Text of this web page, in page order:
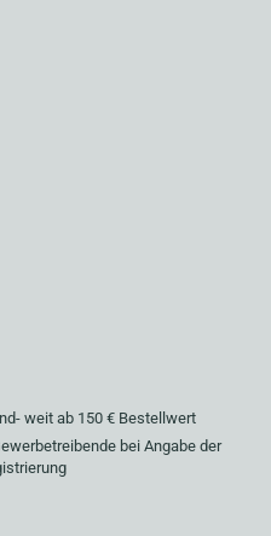
weit ab 150 € Bestellwert
bei Angabe der